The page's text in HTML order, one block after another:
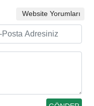
Website Yorumları